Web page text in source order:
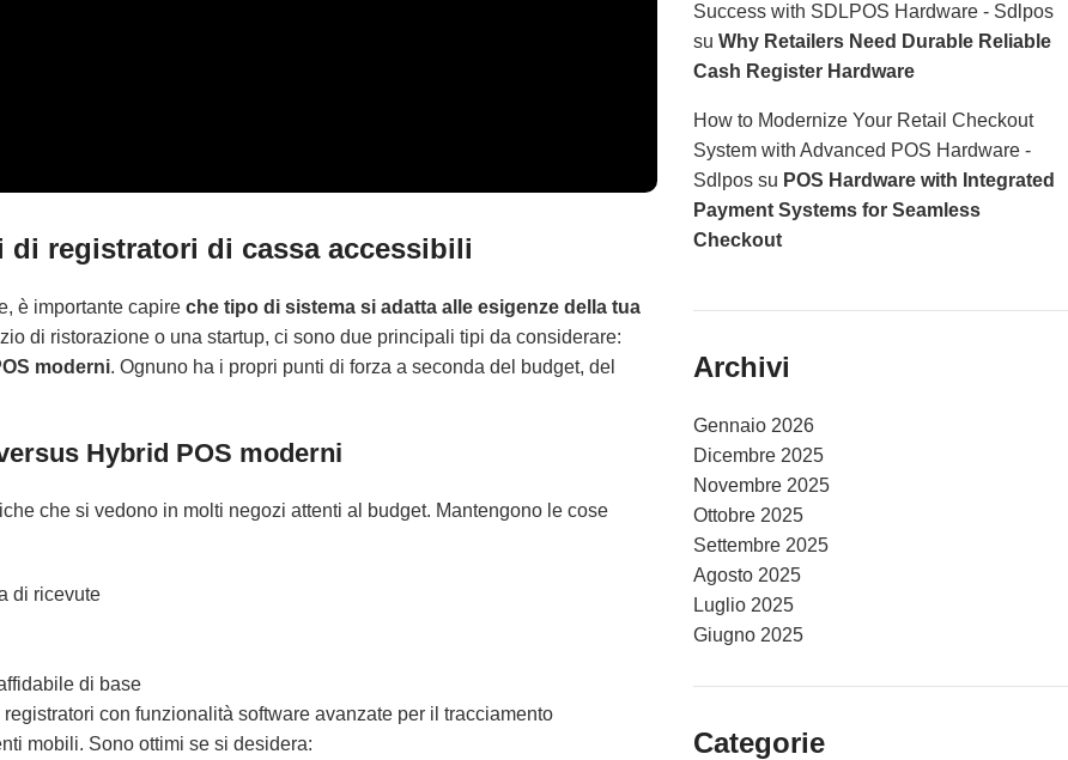
di registratori di cassa accessibili
è importante capire che tipo di sistema si adatta alle esigenze della tua
di ristorazione o una startup, ci sono due principali tipi da considerare:
moderni. Ognuno ha i propri punti di forza a seconda del budget, del
Hybrid POS moderni
che si vedono in molti negozi attenti al budget. Mantengono le cose
di ricevute
di base
con funzionalità software avanzate per il tracciamento
mobili. Sono ottimi se si desidera:
Success with SDLPOS Hardware - Sdlpos
su Why Retailers Need Durable Reliable
Cash Register Hardware
How to Modernize Your Retail Checkout
System with Advanced POS Hardware -
Sdlpossu POS Hardware with Integrated
Payment Systems for Seamless
Checkout
Archivi
Gennaio 2026
Dicembre 2025
Novembre 2025
Ottobre 2025
Settembre 2025
Agosto 2025
Luglio 2025
Giugno 2025
Categorie